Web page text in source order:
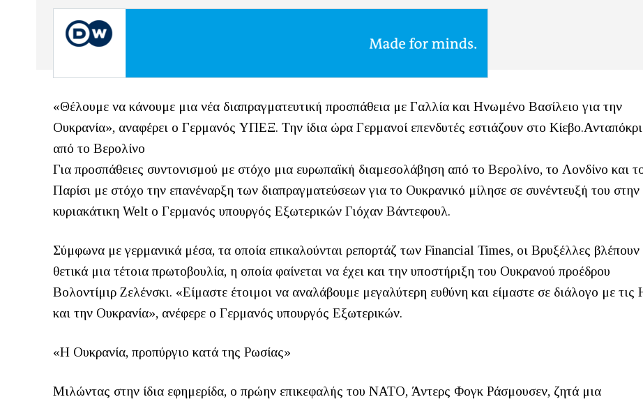
«Θέλουμε να κάνουμε μια νέα διαπραγματευτική προσπάθεια με Γαλλία και Ηνωμένο Βασίλειο για την
Ουκρανία», αναφέρει o Γερμανός ΥΠΕΞ. Την ίδια ώρα Γερμανοί επενδυτές εστιάζουν στο
από το Βερολίνο
Για προσπάθειες συντονισμού με στόχο μια ευρωπαϊκή διαμεσολάβηση από το Βερολίνο, το Λονδίνο και
Παρίσι με στόχο την επανέναρξη των διαπραγματεύσεων για το Ουκρανικό μίλησε σε συνέντευξή του στην
κυριακάτικη Welt o Γερμανός υπουργός Εξωτερικών Γιόχαν Βάντεφουλ.
Σύμφωνα με γερμανικά μέσα, τα οποία επικαλούνται ρεπορτάζ των Financial Times, oι Βρυξέλλες βλέπουν
θετικά μια τέτοια πρωτοβουλία, η οποία φαίνεται να έχει και την υποστήριξη του Ουκρανού προέδρου
Βολοντίμιρ Ζελένσκι. «Είμαστε έτοιμοι να αναλάβουμε μεγαλύτερη ευθύνη και είμαστε σε διάλογο με
και την Ουκρανία», ανέφερε ο Γερμανός υπουργός Εξωτερικών.
«Η Ουκρανία, προπύργιο κατά της Ρωσίας»
Μιλώντας στην ίδια εφημερίδα, ο πρώην επικεφαλής του ΝΑΤΟ, Άντερς Φογκ Ράσμουσεν, ζητά μια